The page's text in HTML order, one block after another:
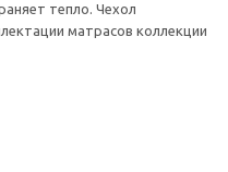
тепло. Чехол
матрасов коллекции